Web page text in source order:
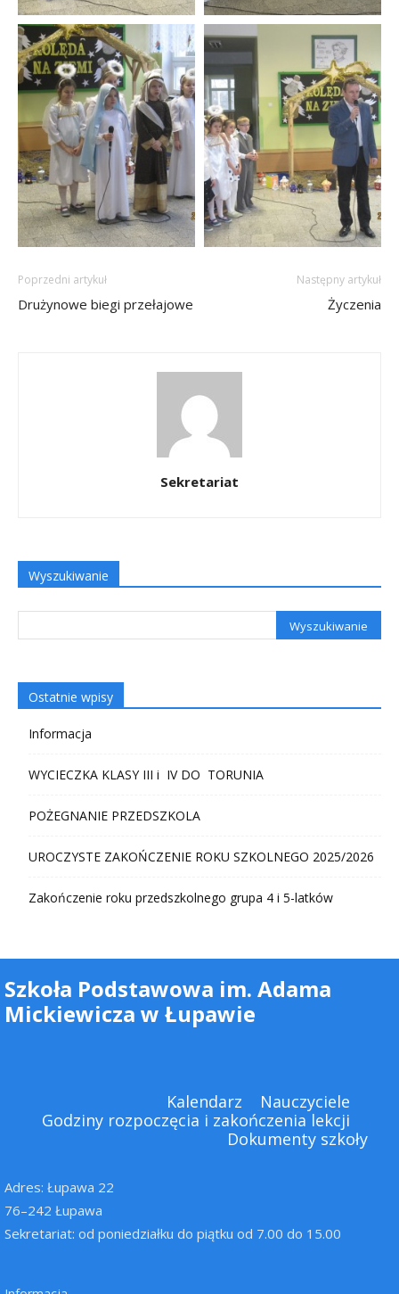
Poprzedni artykuł
Drużynowe biegi przełajowe
Następny artykuł
Życzenia
Sekretariat
Wyszukiwanie
Ostatnie wpisy
Informacja
WYCIECZKA KLASY III i IV DO TORUNIA
POŻEGNANIE PRZEDSZKOLA
UROCZYSTE ZAKOŃCZENIE ROKU SZKOLNEGO 2025/2026
Zakończenie roku przedszkolnego grupa 4 i 5-latków
Szkoła Podstawowa im. Adama
Mickiewicza w Łupawie
Kalendarz
Nauczyciele
Godziny rozpoczęcia i zakończenia lekcji
Dokumenty szkoły
Adres: Łupawa 22
76–242 Łupawa
Sekretariat: od poniedziałku do piątku od 7.00 do 15.00